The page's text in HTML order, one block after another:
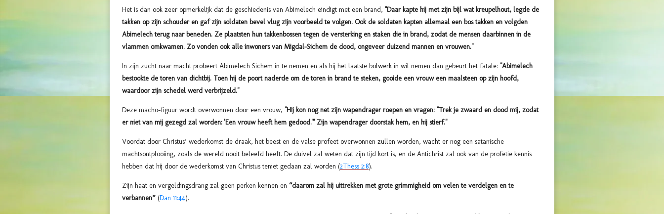
Het is dan ook zeer opmerkelijk dat de geschiedenis van Abimelech eindigt met een brand, "Daar kapte hij met zijn bijl wat kreupelhout, legde de
takken op zijn schouder en gaf zijn soldaten bevel vlug zijn voorbeeld te volgen. Ook de soldaten kapten allemaal een bos takken en volgden
Abimelech terug naar beneden. Ze plaatsten hun takkenbossen tegen de versterking en staken die in brand, zodat de mensen daarbinnen in de
vlammen omkwamen. Zo vonden ook alle inwoners van Migdal-Sichem de dood, ongeveer duizend mannen en vrouwen."
In zijn zucht naar macht probeert Abimelech Sichem in te nemen en als hij het laatste bolwerk in wil nemen dan gebeurt het fatale: "Abimelech
bestookte de toren van dichtbij. Toen hij de poort naderde om de toren in brand te steken, gooide een vrouw een maalsteen op zijn hoofd,
waardoor zijn schedel werd verbrijzeld."
Deze macho-figuur wordt overwonnen door een vrouw, "Hij kon nog net zijn wapendrager roepen en vragen: "Trek je zwaard en dood mij, zodat
er niet van mij gezegd zal worden: 'Een vrouw heeft hem gedood.'" Zijn wapendrager doorstak hem, en hij stierf."
Voordat door Christus’ wederkomst de draak, het beest en de valse profeet overwonnen zullen worden, wacht er nog een satanische
machtsontplooiing, zoals de wereld nooit beleefd heeft. De duivel zal weten dat zijn tijd kort is, en de Antichrist zal ook van de profetie kennis
hebben dat hij door de wederkomst van Christus teniet gedaan zal worden (2Thess 2:8).
Zijn haat en vergeldingsdrang zal geen perken kennen en “daarom zal hij uittrekken met grote grimmigheid om velen te verdelgen en te
verbannen” (Dan 11:44).